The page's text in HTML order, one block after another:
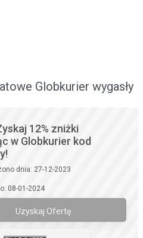
Globkurier wygasły
12% zniżki
w Globkurier kod
dnia: 27-12-2023
08-01-2024
Uzyskaj Ofertę